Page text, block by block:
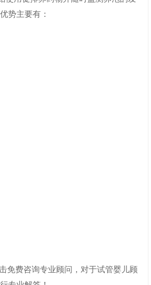
势主要有：
免费咨询专业顾问，对于试管婴儿顾